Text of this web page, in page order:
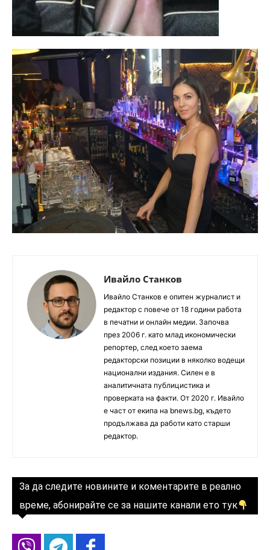
Ивайло Станков
Ивайло Станков е опитен журналист и
редактор с повече от 18 години работа
в печатни и онлайн медии. Започва
през 2006 г. като млад икономически
репортер, след което заема
редакторски позиции в няколко водещи
национални издания. Силен е в
аналитичната публицистика и
проверката на факти. От 2020 г. Ивайло
е част от екипа на bnews.bg, където
продължава да работи като старши
редактор.
За да следите новините и коментарите в реално
време, абонирайте се за нашите канали ето тук